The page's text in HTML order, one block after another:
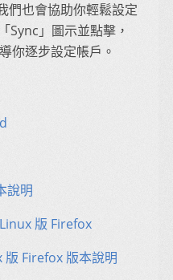
們也會協助你輕鬆設定
Sync」圖示並點擊，
你逐步設定帳戶。
說明
版 Firefox
Firefox 版本說明